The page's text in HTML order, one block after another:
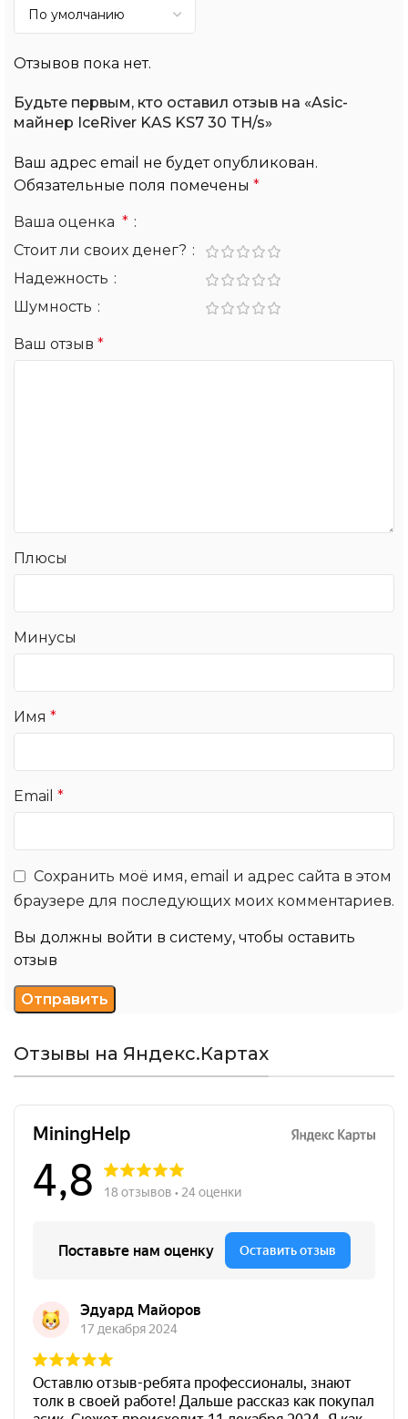
Отзывов пока нет.
Будьте первым, кто оставил отзыв на «Asic-
майнер IceRiver KAS KS7 30 TH/s»
Ваш адрес email не будет опубликован.
Обязательные поля помечены *
Ваша оценка *
Стоит ли своих денег?
Надежность
Шумность
Ваш отзыв *
Плюсы
Минусы
Имя *
Email *
Сохранить моё имя, email и адрес сайта в этом
браузере для последующих моих комментариев.
Вы должны войти в систему, чтобы оставить
отзыв
Отзывы на Яндекс.Картах